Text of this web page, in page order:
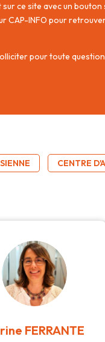
ce site avec un
CAP-INFO pour
pour toute
CENTRE
FERRANTE